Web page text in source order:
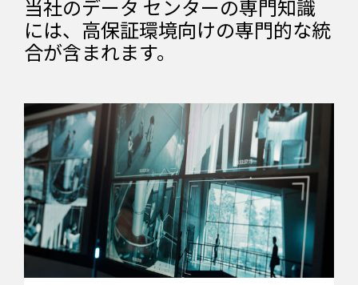
当社のデータ センターの専門知識
には、高保証環境向けの専門的な統
合が含まれます。